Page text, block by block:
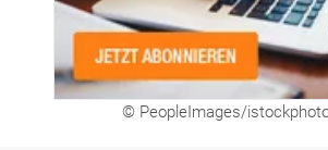
© PeopleImages/